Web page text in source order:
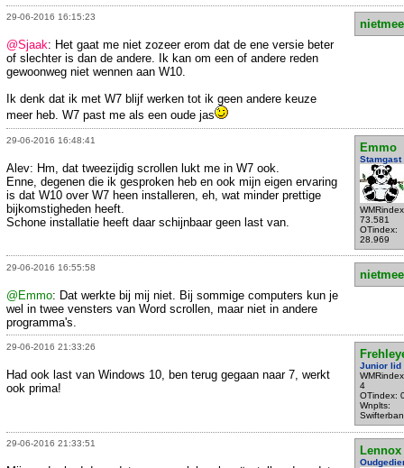
29-06-2016 16:15:23
@Sjaak: Het gaat me niet zozeer erom dat de ene versie beter
of slechter is dan de andere. Ik kan om een of andere reden
gewoonweg niet wennen aan W10.
Ik denk dat ik met W7 blijf werken tot ik geen andere keuze
meer heb. W7 past me als een oude jas
29-06-2016 16:48:41
Emmo
Stamgast
73.581
OTindex:
28.969
Alev: Hm, dat tweezijdig scrollen lukt me in W7 ook.
Enne, degenen die ik gesproken heb en ook mijn eigen ervaring
is dat W10 over W7 heen installeren, eh, wat minder prettige
bijkomstigheden heeft.
Schone installatie heeft daar schijnbaar geen last van.
29-06-2016 16:55:58
@Emmo: Dat werkte bij mij niet. Bij sommige computers kun je
wel in twee vensters van Word scrollen, maar niet in andere
programma's.
29-06-2016 21:33:26
Junior lid
4
OTindex:
Wnplts:
Swifterban
Had ook last van Windows 10, ben terug gegaan naar 7, werkt
ook prima!
29-06-2016 21:33:51
Lennox